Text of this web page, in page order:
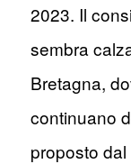
2023. Il
sembra
Bretagna,
continuano
proposto